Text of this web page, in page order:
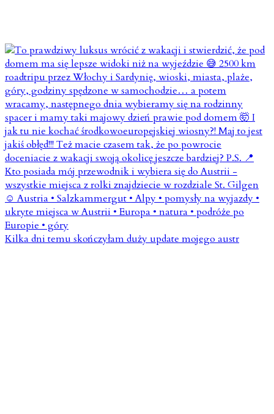
Kilka dni temu skończyłam duży update mojego austr